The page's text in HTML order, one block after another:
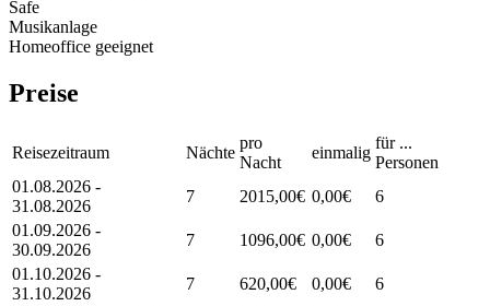
Safe
Musikanlage
Homeoffice geeignet
Preise
Reisezeitraum Nächte
pro
Nacht
einmalig
für ...
Personen
01.08.2026 -
31.08.2026
7 2015,00€ 0,00€
6
01.09.2026 -
30.09.2026
7 1096,00€ 0,00€
6
01.10.2026 -
31.10.2026
7 620,00€ 0,00€
6